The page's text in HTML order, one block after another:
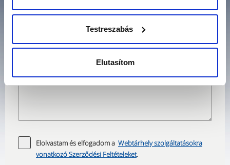
Testreszabás
Elutasítom
Elolvastam és elfogadom a Webtárhely szolgáltatásokra
vonatkozó Szerződési Feltételeket.